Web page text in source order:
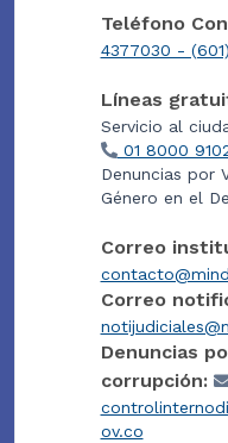
Teléfono
4377030 -
Líneas
Servicio al
01 8000
Denuncias por
Género en el
Correo
Correo
Denuncias
corrupción:
ov.co